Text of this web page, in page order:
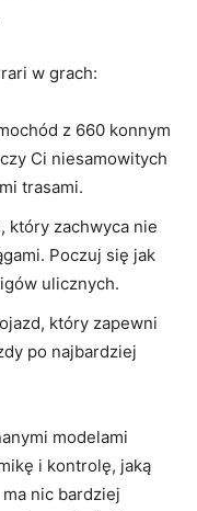
w grach:
z 660 ​konnym
Ci niesamowitych
trasami.
‌który‌ zachwyca nie
Poczuj⁣ się jak
ulicznych.
który zapewni
po najbardziej
modelami
i kontrolę, jaką
nic ⁣bardziej‍